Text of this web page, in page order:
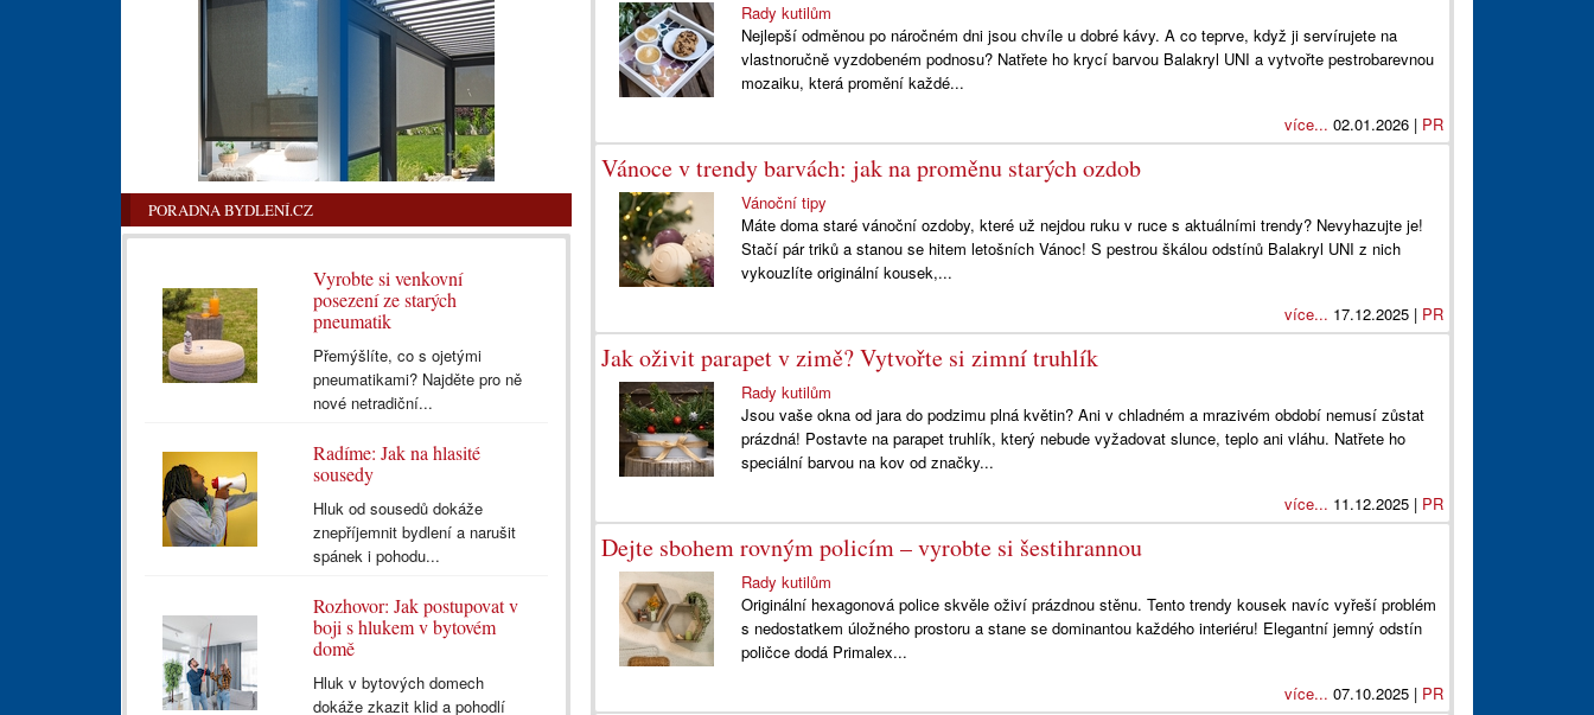
Rady kutilům
Nejlepší odměnou po náročném dni jsou chvíle u dobré kávy. A co teprve, když ji servírujete na
vlastnoručně vyzdobeném podnosu? Natřete ho krycí barvou Balakryl UNI a vytvořte pestrobarevnou
mozaiku, která promění každé...
více... 02.01.2026 | PR
Vánoce v trendy barvách: jak na proměnu starých ozdob
Vánoční tipy
Máte doma staré vánoční ozdoby, které už nejdou ruku v ruce s aktuálními trendy? Nevyhazujte je!
Stačí pár triků a stanou se hitem letošních Vánoc! S pestrou škálou odstínů Balakryl UNI z nich
vykouzlíte originální kousek,...
více... 17.12.2025 | PR
Jak oživit parapet v zimě? Vytvořte si zimní truhlík
Rady kutilům
Jsou vaše okna od jara do podzimu plná květin? Ani v chladném a mrazivém období nemusí zůstat
prázdná! Postavte na parapet truhlík, který nebude vyžadovat slunce, teplo ani vláhu. Natřete ho
speciální barvou na kov od značky...
více... 11.12.2025 | PR
Dejte sbohem rovným policím – vyrobte si šestihrannou
Rady kutilům
Originální hexagonová police skvěle oživí prázdnou stěnu. Tento trendy kousek navíc vyřeší problém
s nedostatkem úložného prostoru a stane se dominantou každého interiéru! Elegantní jemný odstín
poličce dodá Primalex...
více... 07.10.2025 | PR
PORADNA BYDLENÍ.CZ
Vyrobte si venkovní
posezení ze starých
pneumatik
Přemýšlíte, co s ojetými
pneumatikami? Najděte pro ně
nové netradiční...
Radíme: Jak na hlasité
sousedy
Hluk od sousedů dokáže
znepříjemnit bydlení a narušit
spánek i pohodu...
Rozhovor: Jak postupovat v
boji s hlukem v bytovém
domě
Hluk v bytových domech
dokáže zkazit klid a pohodlí